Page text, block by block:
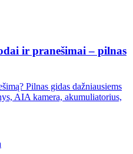
ir pranešimai – pilnas
Pilnas gidas dažniausiems
AIA kamera, akumuliatorius,